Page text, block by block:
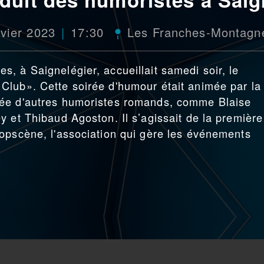
2023 17:30 Les Franches-
à Saignelégier, accueillait samedi soir, le
Cette soirée d'humour était animée par la
d'autres humoristes romands, comme Blaise
et Thibaud Agoston. Il s’agissait de la première
l'association qui gère les événements